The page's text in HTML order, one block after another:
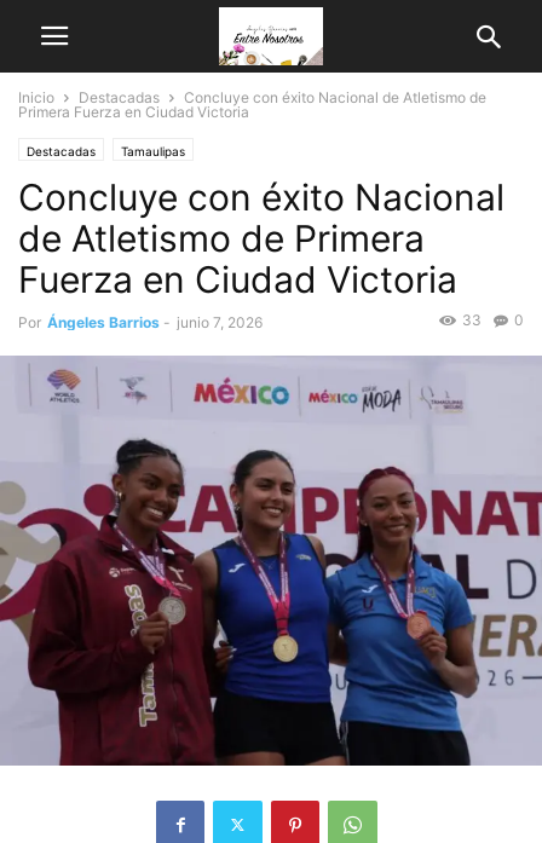
Inicio Destacadas
Concluye con éxito Nacional de Atletismo de
Primera Fuerza en Ciudad Victoria
Destacadas Tamaulipas
Concluye con éxito Nacional
de Atletismo de Primera
Fuerza en Ciudad Victoria
Por Ángeles Barrios - junio 7, 2026 0
33